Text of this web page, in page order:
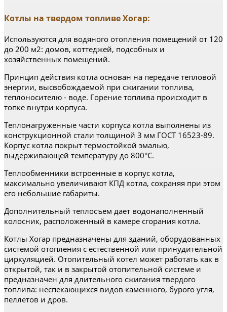
Котлы на твердом топливе Хогар:
Используются для водяного отопления помещений от 120
до 200 м2: домов, коттеджей, подсобных и
хозяйственных помещений.
Принцип действия котла основан на передаче тепловой
энергии, высвобождаемой при сжигании топлива,
теплоносителю - воде. Горение топлива происходит в
топке внутри корпуса.
Теплонагруженные части корпуса котла выполнены из
конструкционной стали толщиной 3 мм ГОСТ 16523-89.
Корпус котла покрыт термостойкой эмалью,
выдерживающей температуру до 800°С.
Теплообменники встроенные в корпус котла,
максимально увеличивают КПД котла, сохраняя при этом
его небольшие габариты.
Дополнительный теплосъем дает водонаполненный
колосник, расположенный в камере сгорания котла.
Котлы Хогар предназначены для зданий, оборудованных
системой отопления с естественной или принудительной
циркуляцией. Отопительный котел может работать как в
открытой, так и в закрытой отопительной системе и
предназначен для длительного сжигания твердого
топлива: неспекающихся видов каменного, бурого угля,
пеллетов и дров.